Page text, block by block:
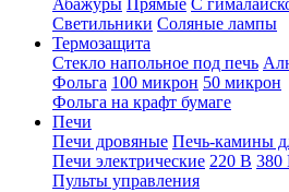
Абажуры Прямые С
Светильники Соляные лампы
Термозащита
Стекло напольное под печь
Фольга 100 микрон 50 микрон
Фольга на крафт бумаге
Печи
Печи дровяные Печь-камины
Печи электрические 220 В 380
Пульты управления